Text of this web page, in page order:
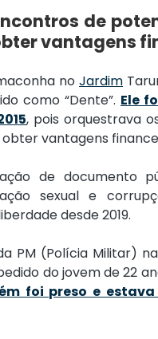
de
vantagens
no Jardim
como “Dente”. Ele
, pois orquestrava
vantagens
de documento
sexual e
desde 2019.
PM (Polícia Militar)
do jovem de 22
foi preso e